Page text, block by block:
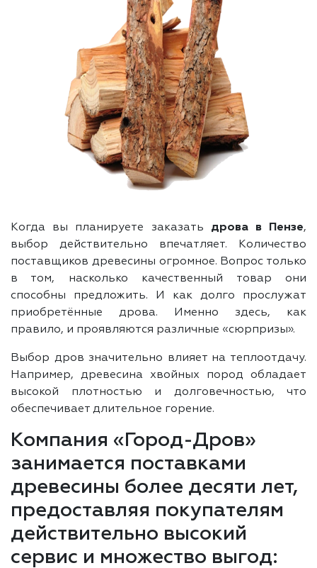
Когда вы планируете заказать дрова в Пензе,
выбор действительно впечатляет. Количество
поставщиков древесины огромное. Вопрос только
в том, насколько качественный товар они
способны предложить. И как долго прослужат
приобретённые дрова. Именно здесь, как
правило, и проявляются различные «сюрпризы».
Выбор дров значительно влияет на теплоотдачу.
Например, древесина хвойных пород обладает
высокой плотностью и долговечностью, что
обеспечивает длительное горение.
Компания «Город-Дров»
занимается поставками
древесины более десяти лет,
предоставляя покупателям
действительно высокий
сервис и множество выгод: